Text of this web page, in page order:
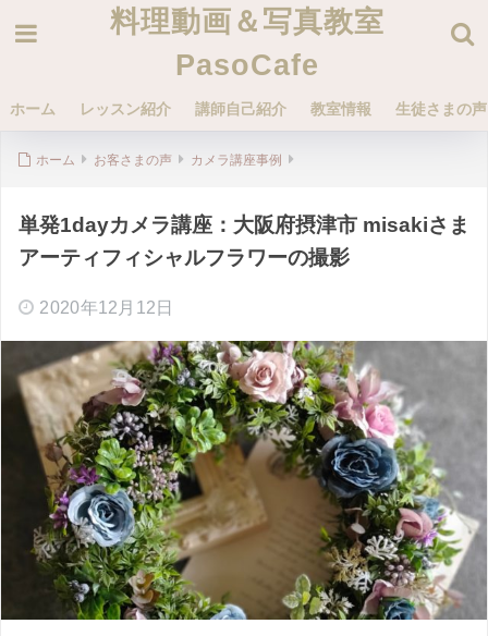
料理動画＆写真教室
PasoCafe
ホーム レッスン紹介 講師自己紹介 教室情報 生徒さまの
ホーム お客さまの声 カメラ講座事例
単発1dayカメラ講座：大阪府摂津市 misakiさま
アーティフィシャルフラワーの撮影
2020年12月12日